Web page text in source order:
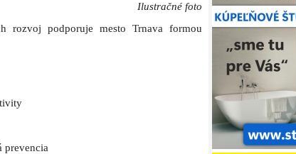
Ilustračné foto
rozvoj podporuje mesto Trnava formou
prevencia